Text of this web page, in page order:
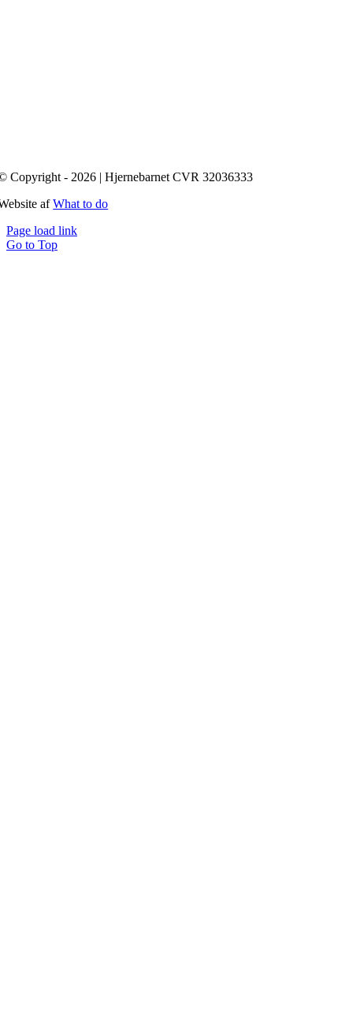
Copyright - 2026 | Hjernebarnet CVR 32036333
afWhat to do
Page load link
Go to Top